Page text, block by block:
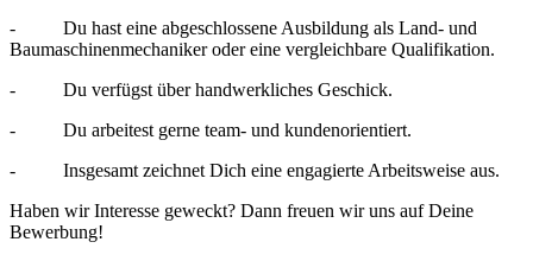
- Du hast eine abgeschlossene Ausbildung als Land- und
Baumaschinenmechaniker oder eine vergleichbare Qualifikation.
- Du verfügst über handwerkliches Geschick.
- Du arbeitest gerne team- und kundenorientiert.
- Insgesamt zeichnet Dich eine engagierte Arbeitsweise aus.
Haben wir Interesse geweckt? Dann freuen wir uns auf Deine
Bewerbung!